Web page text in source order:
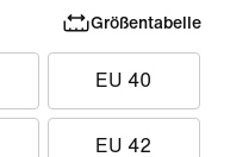
Größentabelle
EU 40
EU 42